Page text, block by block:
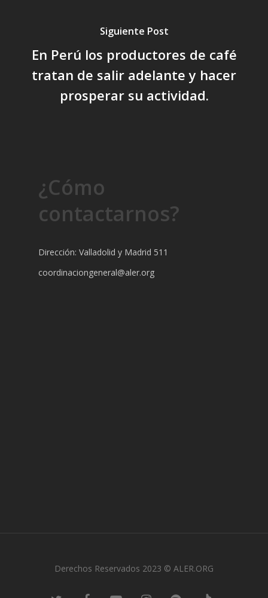
Siguiente Post
En Perú los productores de café
tratan de salir adelante y hacer
prosperar su actividad.
¿Cómo
contactarnos?
Dirección: Valladolid y Madrid 511
coordinaciongeneral@aler.org
Derechos Reservados 2023 © ALER.ORG